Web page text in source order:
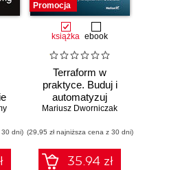
30 dni)
Promocja
książka ebook
Terraform w
praktyce. Buduj i
automatyzuj
infrastrukturę
zarządzaj nią z
wykorzystaniem
Dockera
Mariusz Dworniczak
(29,95 zł najniższa cena z 30 dni)
35.94 zł